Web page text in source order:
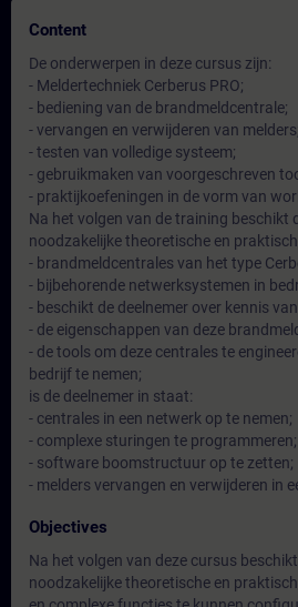
Content
De onderwerpen in deze cursus zijn:
- Meldertechniek Cerberus PRO;
- bediening van de brandmeldcentrale;
- vervangen en verwijderen van melders;
- testen van volledige systeem;
- gebruikmaken van voorgeschreven
- praktijkoefeningen in de vorm van
Na het volgen van de training beschikt
noodzakelijke theoretische en
- brandmeldcentrales van het type
- bijbehorende netwerksystemen in
- beschikt de deelnemer over kennis
- de eigenschappen van deze
- de tools om deze centrales te
bedrijf te nemen;
is de deelnemer in staat:
- centrales in een netwerk op te nemen;
- complexe sturingen te programmeren;
- software boomstructuur op te zetten;
- melders vervangen en verwijderen in
Objectives
Na het volgen van deze cursus
noodzakelijke theoretische en